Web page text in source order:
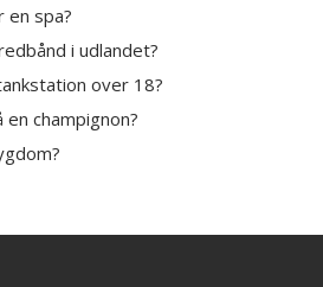
en spa?
i udlandet?
over 18?
champignon?